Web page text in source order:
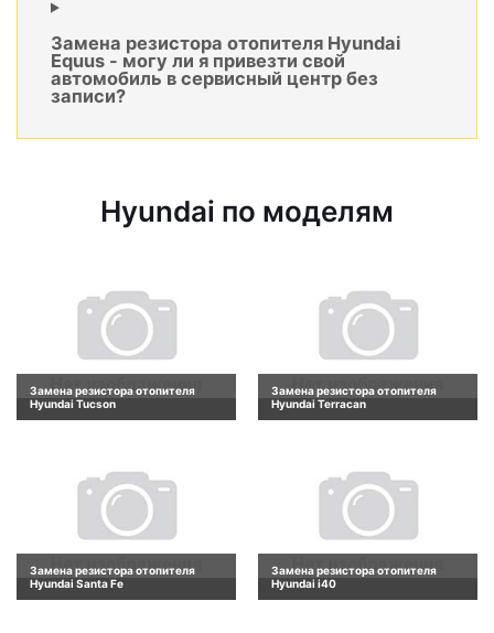
Замена резистора отопителя Hyundai
Equus - могу ли я привезти свой
автомобиль в сервисный центр без
записи?
Hyundai по моделям
Замена резистора отопителя
Hyundai Tucson
Замена резистора отопителя
Hyundai Terracan
Замена резистора отопителя
Hyundai Santa Fe
Замена резистора отопителя
Hyundai i40